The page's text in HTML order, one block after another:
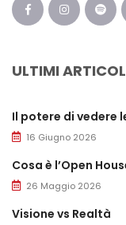
ULTIMI
Il potere di vedere
16 Giugno 2026
Cosa è l’Open
26 Maggio 2026
Visione vs Realtà